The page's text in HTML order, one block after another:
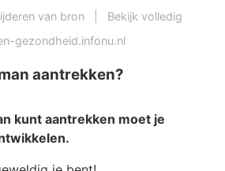
van bron
Bekijk volledig
gezondheid.infonu.nl
aantrekken?
kunt aantrekken moet je